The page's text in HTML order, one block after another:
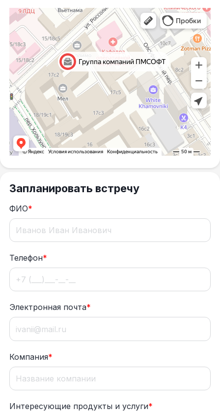
Запланировать встречу
ФИО*
Телефон*
Электронная почта*
Компания*
Интересующие продукты и услуги*